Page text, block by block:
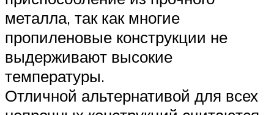
металла, так как многие
пропиленовые конструкции не
выдерживают высокие
температуры.
Отличной альтернативой для всех